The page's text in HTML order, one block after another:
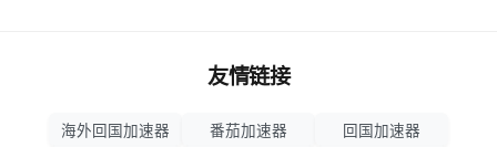
友情链接
海外回国加速器 番茄加速器 回国加速器